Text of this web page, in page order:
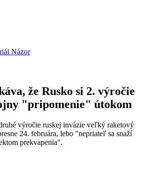
Názor
že Rusko si 2. výročie
"pripomenie" útokom
výročie ruskej invázie veľký raketový
24. februára, lebo "nepriateľ sa snaží
prekvapenia".